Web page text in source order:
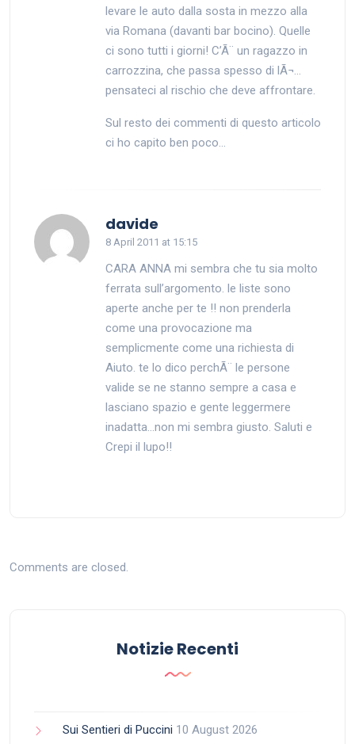
levare le auto dalla sosta in mezzo alla
via Romana (davanti bar bocino). Quelle
ci sono tutti i giorni! C’Ã¨ un ragazzo in
carrozzina, che passa spesso di lÃ¬…
pensateci al rischio che deve affrontare.
Sul resto dei commenti di questo articolo
ci ho capito ben poco…
davide
8 April 2011 at 15:15
CARA ANNA mi sembra che tu sia molto
ferrata sull’argomento. le liste sono
aperte anche per te !! non prenderla
come una provocazione ma
semplicmente come una richiesta di
Aiuto. te lo dico perchÃ¨ le persone
valide se ne stanno sempre a casa e
lasciano spazio e gente leggermere
inadatta…non mi sembra giusto. Saluti e
Crepi il lupo!!
Comments are closed.
Notizie Recenti
Sui Sentieri di Puccini 10 August 2026